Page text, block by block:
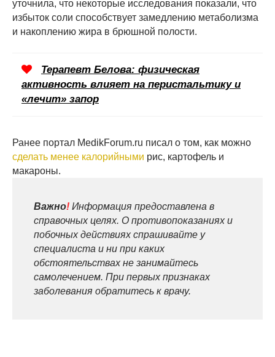
уточнила, что некоторые исследования показали, что
избыток соли способствует замедлению метаболизма
и накоплению жира в брюшной полости.
Терапевт Белова: физическая
активность влияет на перистальтику и
«лечит» запор
Ранее портал MedikForum.ru писал о том, как можно
сделать менее калорийными рис, картофель и
макароны.
Важно! Информация предоставлена в
справочных целях. О противопоказаниях и
побочных действиях спрашивайте у
специалиста и ни при каких
обстоятельствах не занимайтесь
самолечением. При первых признаках
заболевания обратитесь к врачу.